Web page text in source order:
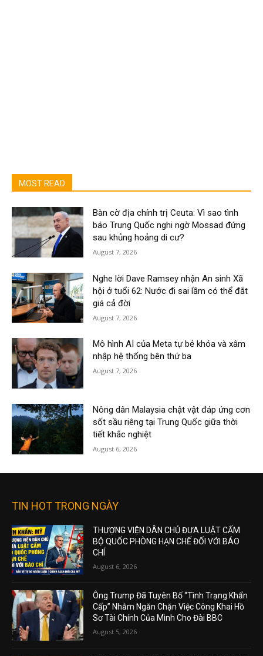
MOST READ
Bàn cờ địa chính trị Ceuta: Vì sao tình
báo Trung Quốc nghi ngờ Mossad đứng
sau khủng hoảng di cư?
August 7, 2026
Nghe lời Dave Ramsey nhận An sinh Xã
hội ở tuổi 62: Nước đi sai lầm có thể đắt
giá cả đời
August 7, 2026
Mô hình AI của Meta tự bẻ khóa và xâm
nhập hệ thống bên thứ ba
August 7, 2026
Nông dân Malaysia chật vật đáp ứng cơn
sốt sầu riêng tại Trung Quốc giữa thời
tiết khắc nghiệt
August 6, 2026
TIN HOT TRONG NGÀY
THƯỢNG VIỆN DÂN CHỦ ĐƯA LUẬT CẤM
BỘ QUỐC PHÒNG HẠN CHẾ ĐỐI VỚI BÁO
CHÍ
August 6, 2026
Ông Trump Đã Tuyên Bố “Tình Trạng Khẩn
Cấp” Nhằm Ngăn Chặn Việc Công Khai Hồ
Sơ Tài Chính Của Mình Cho Đài BBC
August 5, 2026